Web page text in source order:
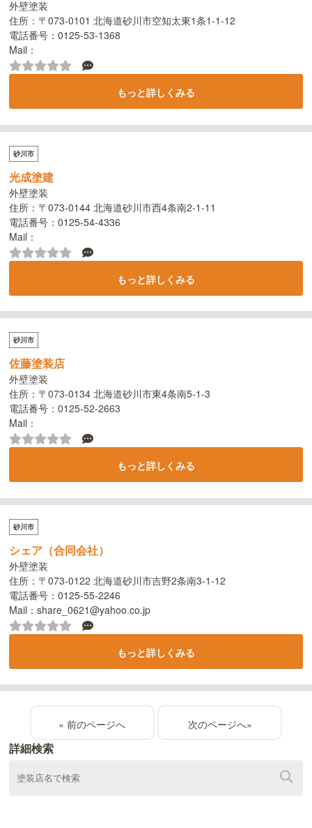
詳細検索
外壁塗装
住所：〒073-0101 北海道砂川市空知太東1条1-1-12
電話番号：0125-53-1368
Mail：
もっと詳しくみる
砂川市
光成塗建
外壁塗装
住所：〒073-0144 北海道砂川市西4条南2-1-11
電話番号：0125-54-4336
Mail：
もっと詳しくみる
砂川市
佐藤塗装店
外壁塗装
住所：〒073-0134 北海道砂川市東4条南5-1-3
電話番号：0125-52-2663
Mail：
もっと詳しくみる
砂川市
シェア（合同会社）
外壁塗装
住所：〒073-0122 北海道砂川市吉野2条南3-1-12
電話番号：0125-55-2246
Mail：share_0621@yahoo.co.jp
もっと詳しくみる
« »